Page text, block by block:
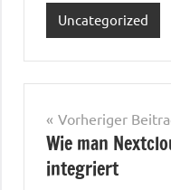
Uncategorized
Vorheriger
Wie man
integriert